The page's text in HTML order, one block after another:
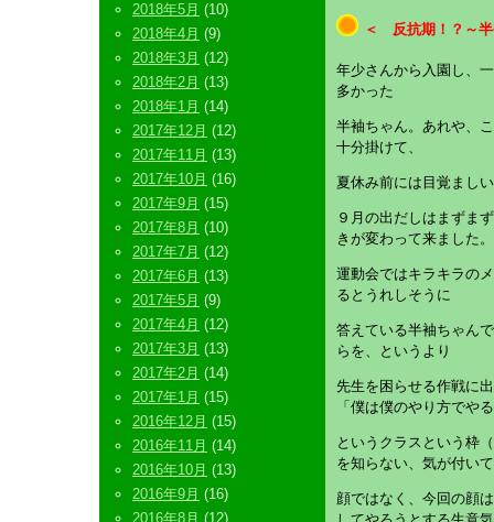
＜ 反抗期！？～
年少さんから入園し、
多かった
半袖ちゃん。あれや、
十分掛けて、
夏休み前には目覚まし
９月の出だしはまずま
きが変わって来ました。
運動会ではキラキラの
るとうれしそうに
答えている半袖ちゃん
らを、というより
先生を困らせる作戦に
「僕は僕のやり方でや
というクラスという枠
を知らない、気が付い
顔ではなく、今回の
2018年5月 (10)
2018年4月 (9)
2018年3月 (12)
2018年2月 (13)
2018年1月 (14)
2017年12月 (12)
2017年11月 (13)
2017年10月 (16)
2017年9月 (15)
2017年8月 (10)
2017年7月 (12)
2017年6月 (13)
2017年5月 (9)
2017年4月 (12)
2017年3月 (13)
2017年2月 (14)
2017年1月 (15)
2016年12月 (15)
2016年11月 (14)
2016年10月 (13)
2016年9月 (16)
2016年8月 (12)